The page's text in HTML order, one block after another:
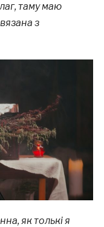
таму маю
з
як толькі я